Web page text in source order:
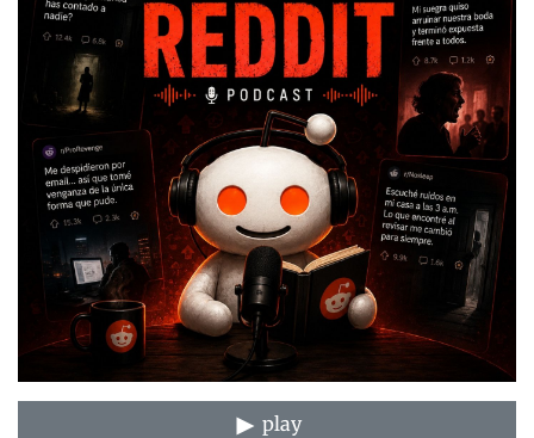
play